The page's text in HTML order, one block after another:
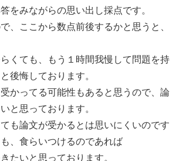
をみながらの思い出し採点です。
、ここから数点前後するかと思うと、
くても、もう１時間我慢して問題を持
後悔しております。
かってる可能性もあると思うので、論
と思っております。
も論文が受かるとは思いにくいのです
、食らいつけるのであれば
たいと思っております。